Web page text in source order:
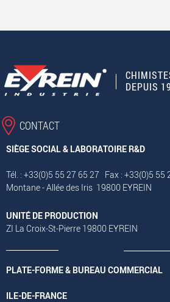
DEPUIS
CONTACT
SIÈGE SOCIAL & LABORATOIRE R&D
Tél. : +33(0)5 55 27 65 27 Fax : +33(0)5 55
Montane - Allée des Iris 19800 EYREIN
UNITÉ DE PRODUCTION
ZI La Croix-St-Pierre 19800 EYREIN
PLATE-FORME & BUREAU COMMERCIAL
ILE-DE-FRANCE